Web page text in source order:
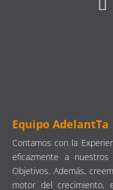
Equipo AdelantTa
Contamos con la
eficazmente a
Objetivos. Además,
motor del crecimiento,